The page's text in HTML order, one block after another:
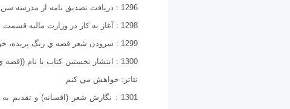
1296 : دريافت تصديق نامه از مدرسه سن لويي با عنوان ميرزا علي خان
1298 : آغاز به كار در وزارت ماليه قسمت بايگاني
1299 : سرودن شعر قصه ي رنگ پريده، خون سرد
1300 : انتشار نخستين كتاب با نام
تئاتر: خواهش مي كنم
1301 : نگارش شعر (افسانه) و